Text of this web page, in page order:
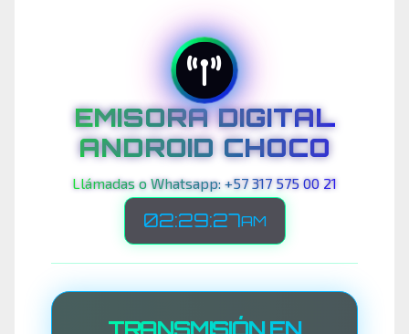
EMISORA DIGITAL
ANDROID CHOCO
Llámadas o Whatsapp: +57 317 575 00 21
02:29:30AM